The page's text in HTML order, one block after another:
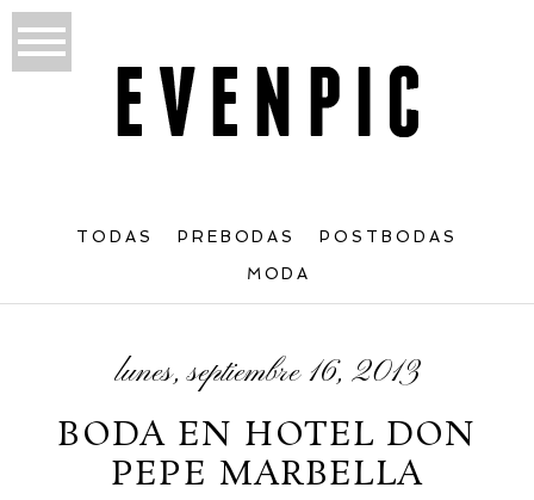
TODAS PREBODAS POSTBODAS
MODA
lunes, septiembre 16, 2013
BODA EN HOTEL DON
PEPE MARBELLA